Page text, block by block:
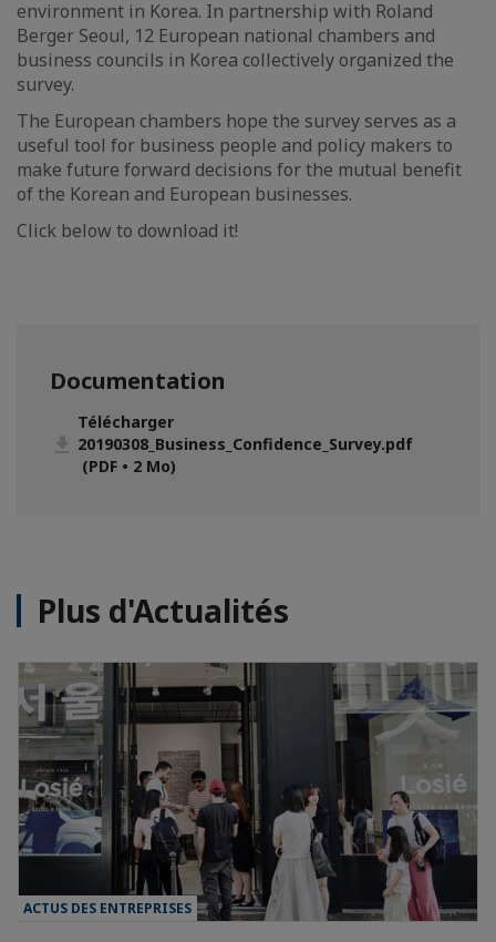
environment in Korea. In partnership with Roland
Berger Seoul, 12 European national chambers and
business councils in Korea collectively organized the
survey.
The European chambers hope the survey serves as a
useful tool for business people and policy makers to
make future forward decisions for the mutual benefit
of the Korean and European businesses.
Click below to download it!
Documentation
Télécharger
20190308_Business_Confidence_Survey.pdf
(PDF • 2 Mo)
Plus d'Actualités
ACTUS DES ENTREPRISES